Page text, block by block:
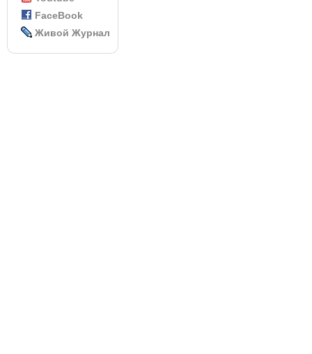
FaceBook
Живой Журнал